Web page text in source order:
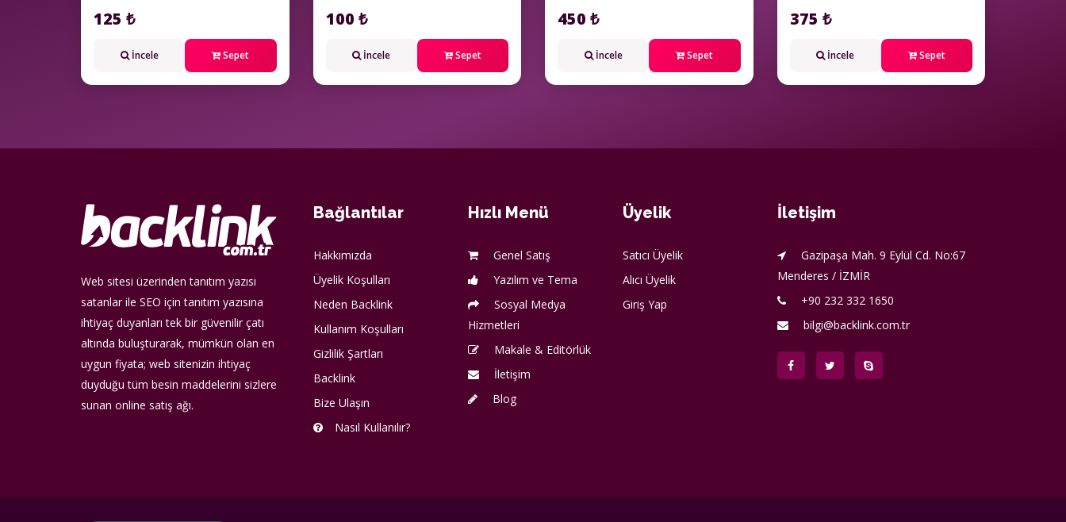
125 ₺
İncele Sepet
100 ₺
İncele Sepet
450 ₺
İncele Sepet
375 ₺
İncele Sepet
Web sitesi üzerinden tanıtım yazısı
satanlar ile SEO için tanıtım yazısına
ihtiyaç duyanları tek bir güvenilir çatı
altında buluşturarak, mümkün olan en
uygun fiyata; web sitenizin ihtiyaç
duyduğu tüm besin maddelerini sizlere
sunan online satış ağı.
Bağlantılar
Hakkımızda
Üyelik Koşulları
Neden Backlink
Kullanım Koşulları
Gizlilik Şartları
Backlink
Bize Ulaşın
Nasıl Kullanılır?
Hızlı Menü
Genel Satış
Yazılım ve Tema
Sosyal Medya
Hizmetleri
Makale & Editörlük
İletişim
Blog
Üyelik
Satıcı Üyelik
Alıcı Üyelik
Giriş Yap
İletişim
Gazipaşa Mah. 9 Eylül Cd. No:67
Menderes / İZMİR
+90 232 332 1650
bilgi@backlink.com.tr